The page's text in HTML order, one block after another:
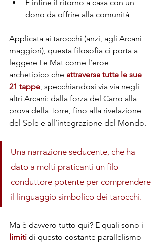
E infine il ritorno a casa con un
dono da offrire alla comunità
Applicata ai tarocchi (anzi, agli Arcani
maggiori), questa filosofia ci porta a
leggere Le Mat come l’eroe
archetipico che attraversa tutte le sue
21 tappe, specchiandosi via via negli
altri Arcani: dalla forza del Carro alla
prova della Torre, fino alla rivelazione
del Sole e all’integrazione del Mondo.
Una narrazione seducente, che ha
dato a molti praticanti un filo
conduttore potente per comprendere
il linguaggio simbolico dei tarocchi.
Ma è davvero tutto qui? E quali sono i
limiti di questo costante parallelismo